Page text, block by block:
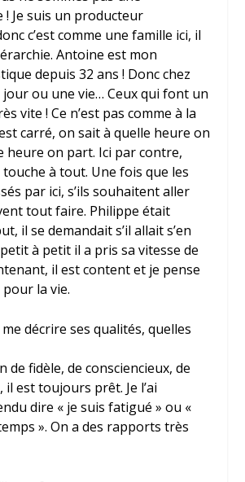
Je suis un producteur
c’est comme une famille ici, il
Antoine est mon
depuis 32 ans ! Donc chez
ou une vie… Ceux qui font un
vite ! Ce n’est pas comme à la
carré, on sait à quelle heure on
heure on part. Ici par contre,
à tout. Une fois que les
par ici, s’ils souhaitent aller
tout faire. Philippe était
il se demandait s’il allait s’en
à petit il a pris sa vitesse de
il est content et je pense
pour la vie.
décrire ses qualités, quelles
de fidèle, de consciencieux, de
est toujours prêt. Je l’ai
dire « je suis fatigué » ou «
». On a des rapports très